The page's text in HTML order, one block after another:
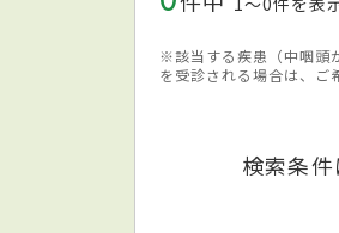
※該当する疾患（中咽頭
を受診される場合は、
検索条